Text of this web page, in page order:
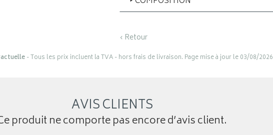
‹ Retour
- Tous les prix incluent la TVA - hors frais de livraison. Page mise à jour le 03/08/2026
AVIS CLIENTS
produit ne comporte pas encore d’avis client.